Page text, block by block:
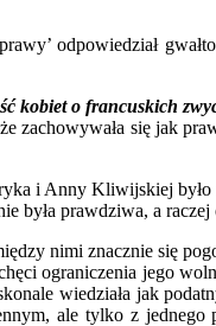
odpowiedział
kobiet o francuskich
zachowywała się jak
i Anny Kliwijskiej było
była prawdziwa, a raczej
nimi znacznie się
ograniczenia jego
wiedziała jak
ale tylko z jednego